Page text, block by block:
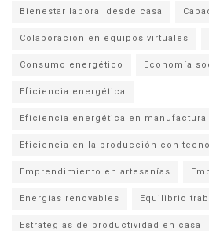
Bienestar laboral desde casa
Colaboración en equipos virtuales
Consumo energético Economía
Eficiencia energética
Eficiencia energética en manufactura
Eficiencia en la producción con
Emprendimiento en artesanías
Energías renovables Equilibrio
Estrategias de productividad en casa